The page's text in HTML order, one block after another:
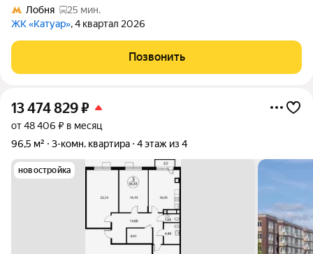
Лобня
25 мин.
ЖК «Катуар», 4 квартал 2026
Позвонить
13 474 829₽
от 48 406 ₽ в месяц
96,5 м²
3-комн. квартира 4 этаж из 4
новостройка